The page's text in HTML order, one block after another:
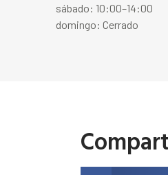
sábado: 10:00–14:00
domingo: Cerrado